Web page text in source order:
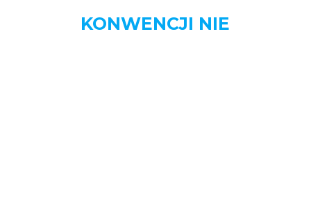
KONWENCJI NIE